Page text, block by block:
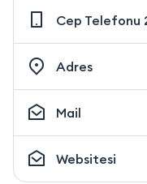
Cep Telefonu
Adres
Mail
Websitesi